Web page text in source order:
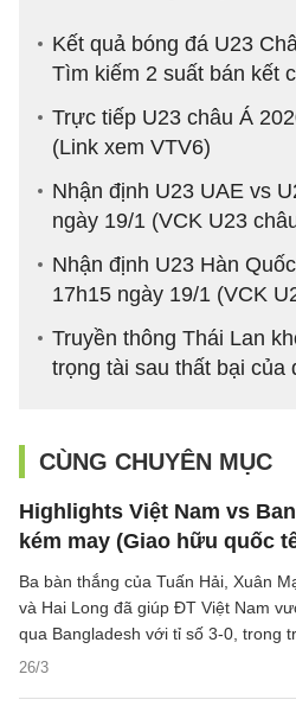
Kết quả bóng đá U23
Tìm kiếm 2 suất bán kết
Trực tiếp U23 châu Á
(Link xem VTV6)
Nhận định U23 UAE vs
ngày 19/1 (VCK U23
Nhận định U23 Hàn
17h15 ngày 19/1 (VCK
Truyền thông Thái Lan
trọng tài sau thất bại của
CÙNG CHUYÊN MỤC
Highlights Việt Nam vs
kém may (Giao hữu quốc
26/3
Ba bàn thắng của Tuấn Hải, Xuân
và Hai Long đã giúp ĐT Việt Nam
qua Bangladesh với tỉ số 3-0, trong
trận giao hữu quốc tế diễn ra tối qua